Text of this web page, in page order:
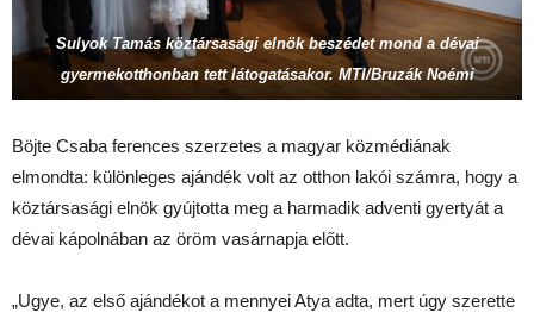
Sulyok Tamás köztársasági elnök beszédet mond a dévai
gyermekotthonban tett látogatásakor. MTI/Bruzák Noémi
Böjte Csaba ferences szerzetes a magyar közmédiának
elmondta: különleges ajándék volt az otthon lakói számra, hogy a
köztársasági elnök gyújtotta meg a harmadik adventi gyertyát a
dévai kápolnában az öröm vasárnapja előtt.
„Ugye, az első ajándékot a mennyei Atya adta, mert úgy szerette